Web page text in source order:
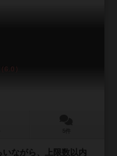
6.0
ながら、上限数以内